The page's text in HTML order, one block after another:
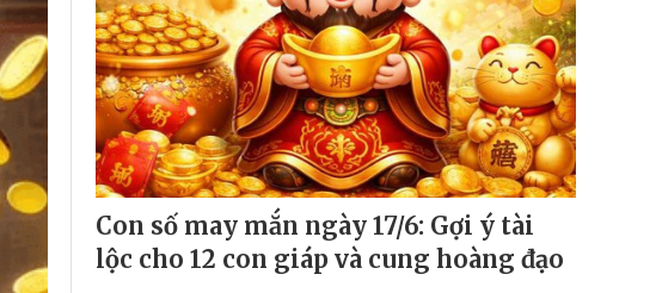
Con số may mắn ngày 17/6: Gợi ý tài
lộc cho 12 con giáp và cung hoàng đạo